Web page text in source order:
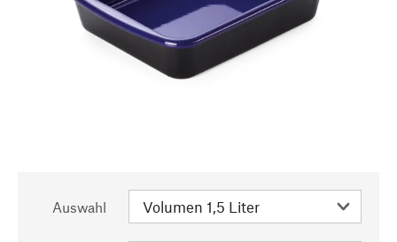
Auswahl